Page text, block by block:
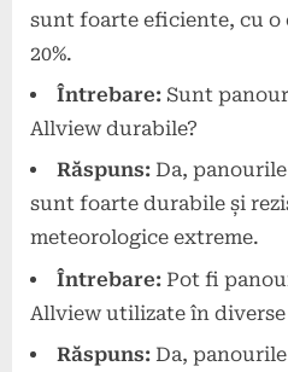
sunt foarte eficiente, cu o
20%.
Întrebare: Sunt
Allview durabile?
Răspuns: Da,
sunt foarte durabile și
meteorologice extreme.
Întrebare: Pot fi
Allview utilizate în
Răspuns: Da,